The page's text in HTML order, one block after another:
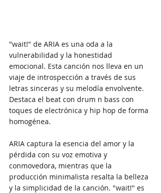
"wait!" de ARIA es una oda a la
vulnerabilidad y la honestidad
emocional. Esta canción nos lleva en un
viaje de introspección a través de sus
letras sinceras y su melodía envolvente.
Destaca el beat con drum n bass con
toques de electrónica y hip hop de forma
homogénea.
ARIA captura la esencia del amor y la
pérdida con su voz emotiva y
conmovedora, mientras que la
producción minimalista resalta la belleza
y la simplicidad de la canción. "wait!" es